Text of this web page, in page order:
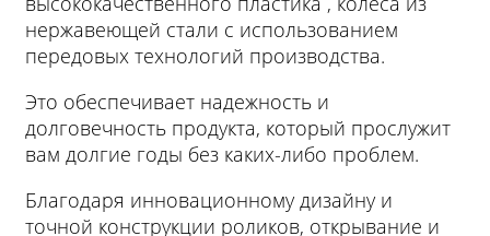
нержавеющей стали с использованием
передовых технологий производства.
Это обеспечивает надежность и
долговечность продукта, который прослужит
вам долгие годы без каких-либо проблем.
Благодаря инновационному дизайну и
точной конструкции роликов, открывание и